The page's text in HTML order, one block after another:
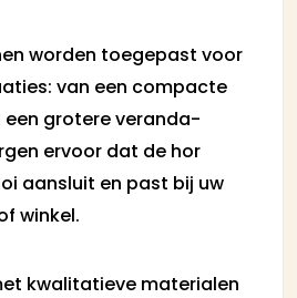
worden toegepast voor
van een compacte
grotere veranda-
ervoor dat de hor
aansluit en past bij uw
winkel.
kwalitatieve materialen